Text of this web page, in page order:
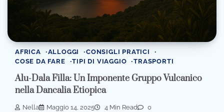
AFRICA ALLOGGI
CONSIGLI PRATICI
COSE DA FARE
TIPI DI VIAGGIO TRASPORTI
Alu-Dala Filla: Un Imponente Gruppo Vulcanico
nella Dancalia Etiopica
Nella Maggio 14, 2025 4 Min Read 0